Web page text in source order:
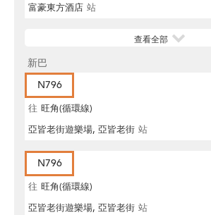
富豪東方酒店 站
查看全部
新巴
N796
往 旺角(循環線)
亞皆老街遊樂場, 亞皆老街 站
N796
往 旺角(循環線)
亞皆老街遊樂場, 亞皆老街 站